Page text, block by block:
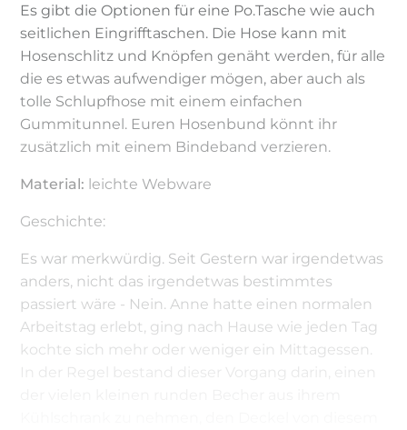
Es gibt die Optionen für eine Po.Tasche wie auch
seitlichen Eingrifftaschen. Die Hose kann mit
Hosenschlitz und Knöpfen genäht werden, für alle
die es etwas aufwendiger mögen, aber auch als
tolle Schlupfhose mit einem einfachen
Gummitunnel. Euren Hosenbund könnt ihr
zusätzlich mit einem Bindeband verzieren.
Material: leichte Webware
Geschichte:
Es war merkwürdig. Seit Gestern war irgendetwas
anders, nicht das irgendetwas bestimmtes
passiert wäre - Nein. Anne hatte einen normalen
Arbeitstag erlebt, ging nach Hause wie jeden Tag
kochte sich mehr oder weniger ein Mittagessen.
In der Regel bestand dieser Vorgang darin, einen